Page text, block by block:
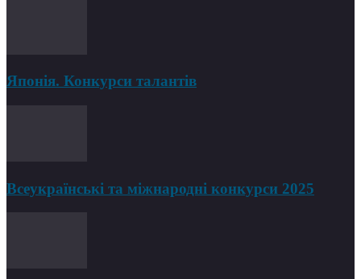
Японія. Конкурси талантів
Всеукраїнські та міжнародні конкурси 2025